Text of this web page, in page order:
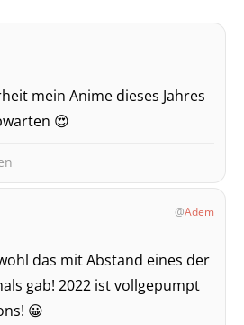
mein Anime dieses Jahres
😍
Adem
das mit Abstand eines der
gab! 2022 ist vollgepumpt
😀